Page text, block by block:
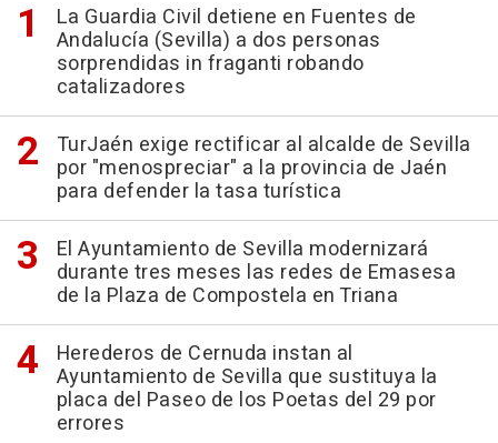
La Guardia Civil detiene en Fuentes de
Andalucía (Sevilla) a dos personas
sorprendidas in fraganti robando
catalizadores
TurJaén exige rectificar al alcalde de Sevilla
por "menospreciar" a la provincia de Jaén
para defender la tasa turística
El Ayuntamiento de Sevilla modernizará
durante tres meses las redes de Emasesa
de la Plaza de Compostela en Triana
Herederos de Cernuda instan al
Ayuntamiento de Sevilla que sustituya la
placa del Paseo de los Poetas del 29 por
errores